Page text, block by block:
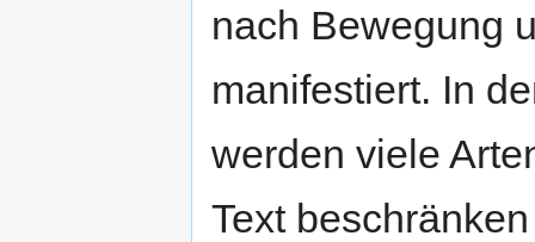
nach Bewegung
manifestiert. In
werden viele
Text